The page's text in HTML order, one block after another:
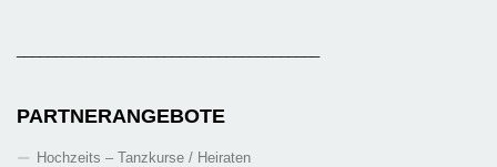
PARTNERANGEBOTE
Hochzeits – Tanzkurse / Heiraten